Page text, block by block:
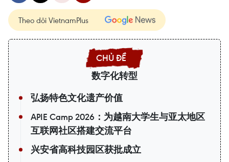
Theo dõi VietnamPlus
数字化转型
弘扬特色文化遗产价值
APIE Camp 2026：为越南大学生与亚太地区
互联网社区搭建交流平台
兴安省高科技园区获批成立